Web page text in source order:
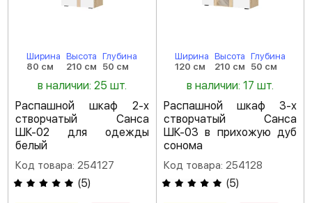
Ширина
80 см
Высота
210 см
Глубина
50 см
в наличии: 25 шт.
Распашной шкаф 2-х
створчатый Санса
ШК-02 для одежды
белый
Код товара: 254127
(5)
Ширина
120 см
Высота
210 см
Глубина
50 см
в наличии: 17 шт.
Распашной шкаф 3-х
створчатый Санса
ШК-03 в прихожую дуб
сонома
Код товара: 254128
(5)